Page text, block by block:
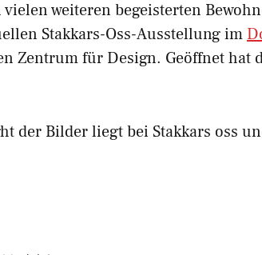
vielen weiteren begeisterten
Stakkars-Oss-Ausstellung im
Zentrum für Design. Geöffnet hat
der Bilder liegt bei Stakkars oss